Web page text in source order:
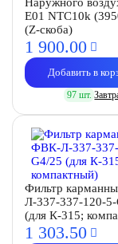
E01 NTC10k
(Z-скоба)
1 900.00
Добавить в
97 шт.
Фильтр
Л-337-337-120-5-
(для К-315;
1 303.50